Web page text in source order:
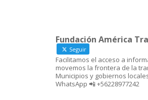
Fundación América
Seguir
Facilitamos el acceso a
movemos la frontera de la
Municipios y gobiernos
WhatsApp 📲 +56228977242